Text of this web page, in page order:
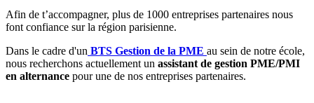
Afin de t’accompagner, plus de 1000 entreprises partenaires nous
font confiance sur la région parisienne.
Dans le cadre d'un BTS Gestion de la PME au sein de notre école,
nous recherchons actuellement un assistant de gestion PME/PMI
en alternance pour une de nos entreprises partenaires.